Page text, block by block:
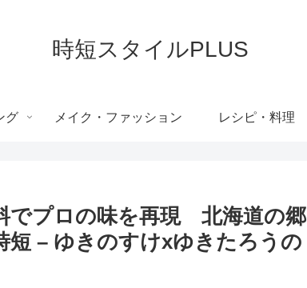
時短スタイルPLUS
グ メイク・ファッション レシピ・料理
でプロの味を再現 北海道の郷
– ゆきのすけxゆきたろうの